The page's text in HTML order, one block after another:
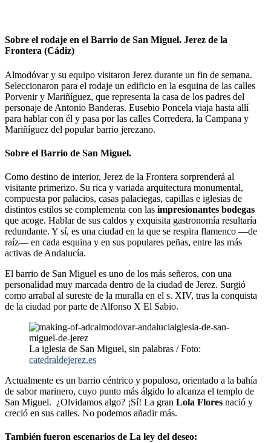
Sobre el rodaje en el Barrio de San Miguel. Jerez de la
Frontera (Cádiz)
Almodóvar y su equipo visitaron Jerez durante un fin de semana.
Seleccionaron para el rodaje un edificio en la esquina de las calles
Porvenir y Mariñíguez, que representa la casa de los padres del
personaje de Antonio Banderas. Eusebio Poncela viaja hasta allí
para hablar con él y pasa por las calles Corredera, la Campana y
Mariñíguez del popular barrio jerezano.
Sobre el Barrio de San Miguel.
Como destino de interior, Jerez de la Frontera sorprenderá al
visitante primerizo. Su rica y variada arquitectura monumental,
compuesta por palacios, casas palaciegas, capillas e iglesias de
distintos estilos se complementa con las impresionantes bodegas
que acoge. Hablar de sus caldos y exquisita gastronomía resultaría
redundante. Y sí, es una ciudad en la que se respira flamenco —de
raíz— en cada esquina y en sus populares peñas, entre las más
activas de Andalucía.
El barrio de San Miguel es uno de los más señeros, con una
personalidad muy marcada dentro de la ciudad de Jerez. Surgió
como arrabal al sureste de la muralla en el s. XIV, tras la conquista
de la ciudad por parte de Alfonso X El Sabio.
La iglesia de San Miguel, sin palabras / Foto:
catedraldejerez.es
Actualmente es un barrio céntrico y populoso, orientado a la bahía
de sabor marinero, cuyo punto más álgido lo alcanza el templo de
San Miguel. ¿Olvidamos algo? ¡Sí! La gran Lola Flores nació y
creció en sus calles. No podemos añadir más.
También fueron escenarios de La ley del deseo: